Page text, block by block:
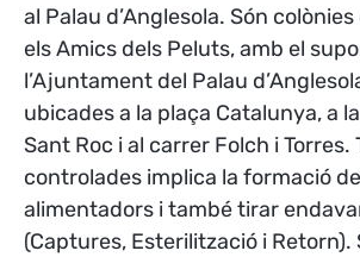
al Palau d’Anglesola. Són
els Amics dels Peluts, amb el
l’Ajuntament del Palau
ubicades a la plaça Catalunya, a
Sant Roc i al carrer Folch i Torres.
controlades implica la formació
alimentadors i també tirar
(Captures, Esterilització i